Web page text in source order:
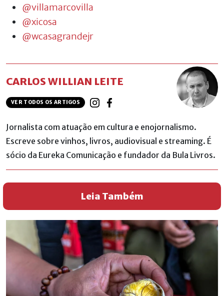
@villamarcovilla
@xicosa
@wcasagrandejr
CARLOS WILLIAN LEITE
VER TODOS OS ARTIGOS
Jornalista com atuação em cultura e enojornalismo.
Escreve sobre vinhos, livros, audiovisual e streaming. É
sócio da Eureka Comunicação e fundador da Bula Livros.
Leia Também